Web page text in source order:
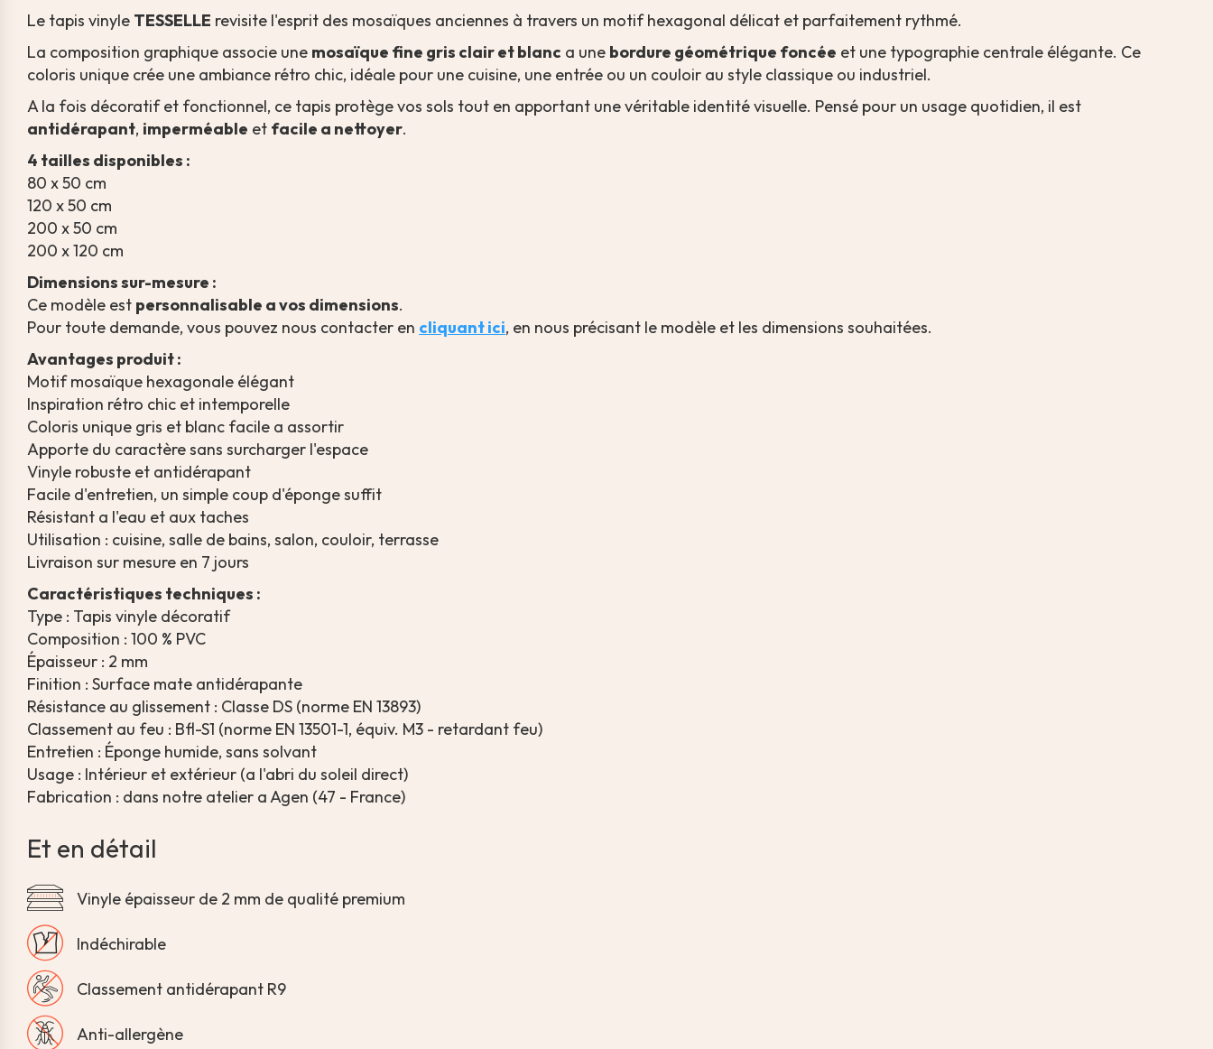
Le tapis vinyle TESSELLE revisite l'esprit des mosaïques anciennes à travers un motif hexagonal délicat et parfaitement rythmé.
La composition graphique associe une mosaïque fine gris clair et blanc a une bordure géométrique foncée et une typographie centrale élégante. Ce
coloris unique crée une ambiance rétro chic, idéale pour une cuisine, une entrée ou un couloir au style classique ou industriel.
A la fois décoratif et fonctionnel, ce tapis protège vos sols tout en apportant une véritable identité visuelle. Pensé pour un usage quotidien, il est
antidérapant, imperméable et facile a nettoyer.
4 tailles disponibles :
80 x 50 cm
120 x 50 cm
200 x 50 cm
200 x 120 cm
Dimensions sur-mesure :
Ce modèle est personnalisable a vos dimensions.
Pour toute demande, vous pouvez nous contacter en cliquant ici, en nous précisant le modèle et les dimensions souhaitées.
Avantages produit :
Motif mosaïque hexagonale élégant
Inspiration rétro chic et intemporelle
Coloris unique gris et blanc facile a assortir
Apporte du caractère sans surcharger l'espace
Vinyle robuste et antidérapant
Facile d'entretien, un simple coup d'éponge suffit
Résistant a l'eau et aux taches
Utilisation : cuisine, salle de bains, salon, couloir, terrasse
Livraison sur mesure en 7 jours
Caractéristiques techniques :
Type : Tapis vinyle décoratif
Composition : 100 % PVC
Épaisseur : 2 mm
Finition : Surface mate antidérapante
Résistance au glissement : Classe DS (norme EN 13893)
Classement au feu : Bfl-S1 (norme EN 13501-1, équiv. M3 - retardant feu)
Entretien : Éponge humide, sans solvant
Usage : Intérieur et extérieur (a l'abri du soleil direct)
Fabrication : dans notre atelier a Agen (47 - France)
Et en détail
Vinyle épaisseur de 2 mm de qualité premium
Indéchirable
Classement antidérapant R9
Anti-allergène